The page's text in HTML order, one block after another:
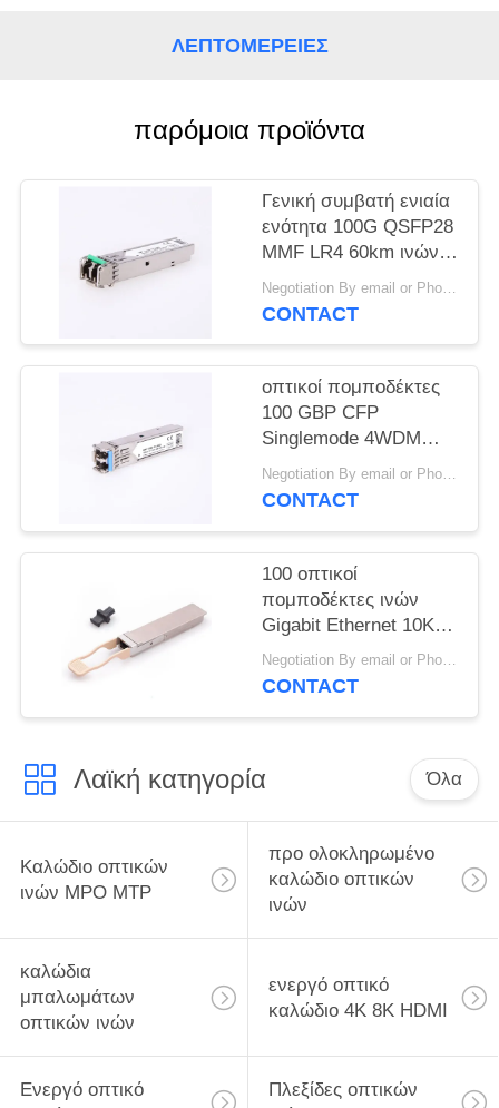
ΑΠΌΣΠΑΣΜΑ
SITEMAP
PRIVACY
POLICY
ΛΕΠΤΟΜΈΡΕΙΕΣ
παρόμοια προϊόντα
Γενική συμβατή ενιαία
ενότητα 100G QSFP28
MMF LR4 60km ινών
SFP τρόπου
Negotiation By email or Phone Call MOQ:Το ρητό MOQ είναι 10pcs
CONTACT
οπτικοί πομποδέκτες
100 GBP CFP
Singlemode 4WDM
LR4 ινών
προσιτότητας 10km
Negotiation By email or Phone Call MOQ:Το ρητό MOQ είναι 10pcs
CONTACT
100 οπτικοί
πομποδέκτες ινών
Gigabit Ethernet 10Km
μήκος κύματος
QSFP28 LR4 850nm
Negotiation By email or Phone Call MOQ:Το ρητό MOQ είναι 10pcs
CONTACT
Λαϊκή κατηγορία Όλα
Καλώδιο οπτικών
ινών MPO MTP
προ ολοκληρωμένο
καλώδιο οπτικών
ινών
καλώδια
μπαλωμάτων
οπτικών ινών
ενεργό οπτικό
καλώδιο 4K 8K HDMI
Ενεργό οπτικό
Πλεξίδες οπτικών